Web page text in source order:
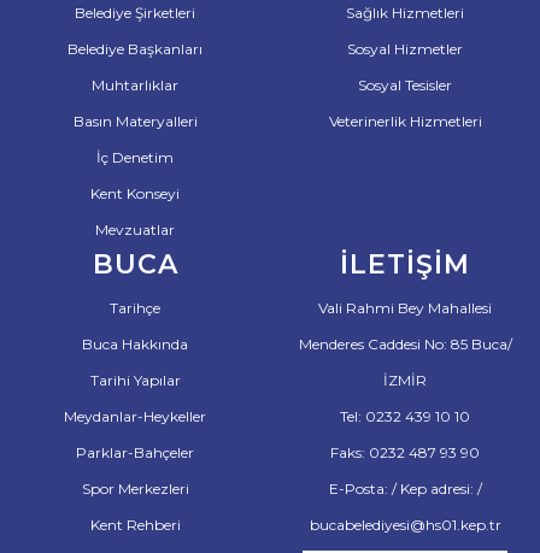
Belediye Şirketleri
Belediye Başkanları
Muhtarlıklar
Basın Materyalleri
İç Denetim
Kent Konseyi
Mevzuatlar
Sağlık Hizmetleri
Sosyal Hizmetler
Sosyal Tesisler
Veterinerlik Hizmetleri
BUCA
Tarihçe
Buca Hakkında
Tarihi Yapılar
Meydanlar-Heykeller
Parklar-Bahçeler
Spor Merkezleri
Kent Rehberi
İLETIŞIM
Vali Rahmi Bey Mahallesi
Menderes Caddesi No: 85 Buca/
İZMİR
Tel: 0232 439 10 10
Faks: 0232 487 93 90
E-Posta: / Kep adresi: /
bucabelediyesi@hs01.kep.tr